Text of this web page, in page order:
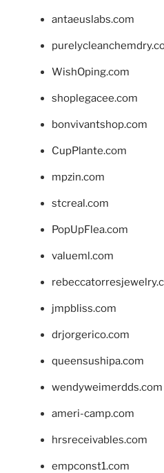
antaeuslabs.com
WishOping.com
shoplegacee.com
bonvivantshop.com
CupPlante.com
mpzin.com
stcreal.com
PopUpFlea.com
valueml.com
jmpbliss.com
drjorgerico.com
queensushipa.com
wendyweimerdds.com
ameri-camp.com
hrsreceivables.com
empconst1.com